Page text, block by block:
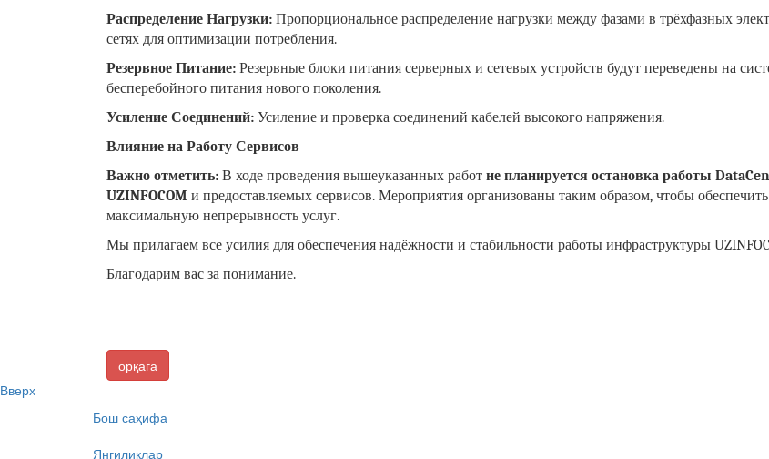
Распределение Нагрузки: Пропорциональное распределение нагрузки между фазами в трёхфазных
сетях для оптимизации потребления.
Резервное Питание: Резервные блоки питания серверных и сетевых устройств будут переведены на
бесперебойного питания нового поколения.
Усиление Соединений: Усиление и проверка соединений кабелей высокого напряжения.
Влияние на Работу Сервисов
Важно отметить: В ходе проведения вышеуказанных работ не планируется остановка работы
UZINFOCOM и предоставляемых сервисов. Мероприятия организованы таким образом, чтобы обеспечить
максимальную непрерывность услуг.
Мы прилагаем все усилия для обеспечения надёжности и стабильности работы инфраструктуры
Благодарим вас за понимание.
орқага
Вверх
Бош саҳифа
Янгиликлар